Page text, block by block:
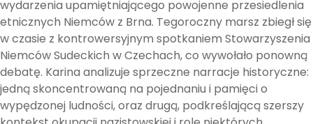
wydarzenia upamiętniającego powojenne przesiedlenia
etnicznych Niemców z Brna. Tegoroczny marsz zbiegł się
w czasie z kontrowersyjnym spotkaniem Stowarzyszenia
Niemców Sudeckich w Czechach, co wywołało ponowną
debatę. Karina analizuje sprzeczne narracje historyczne:
jedną skoncentrowaną na pojednaniu i pamięci o
wypędzonej ludności, oraz drugą, podkreślającą szerszy